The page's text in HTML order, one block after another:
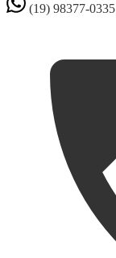
(19) 98377-0335